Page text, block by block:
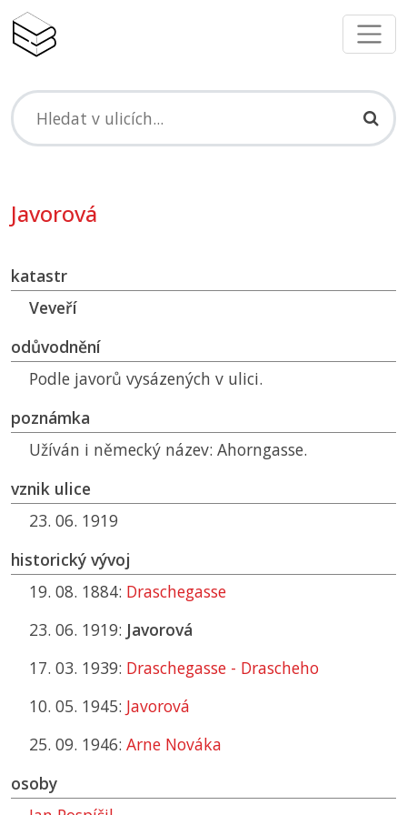
Javorová
katastr
Veveří
odůvodnění
Podle javorů vysázených v ulici.
poznámka
Užíván i německý název: Ahorngasse.
vznik ulice
23. 06. 1919
historický vývoj
19. 08. 1884: Draschegasse
23. 06. 1919: Javorová
17. 03. 1939: Draschegasse - Drascheho
10. 05. 1945: Javorová
25. 09. 1946: Arne Nováka
osoby